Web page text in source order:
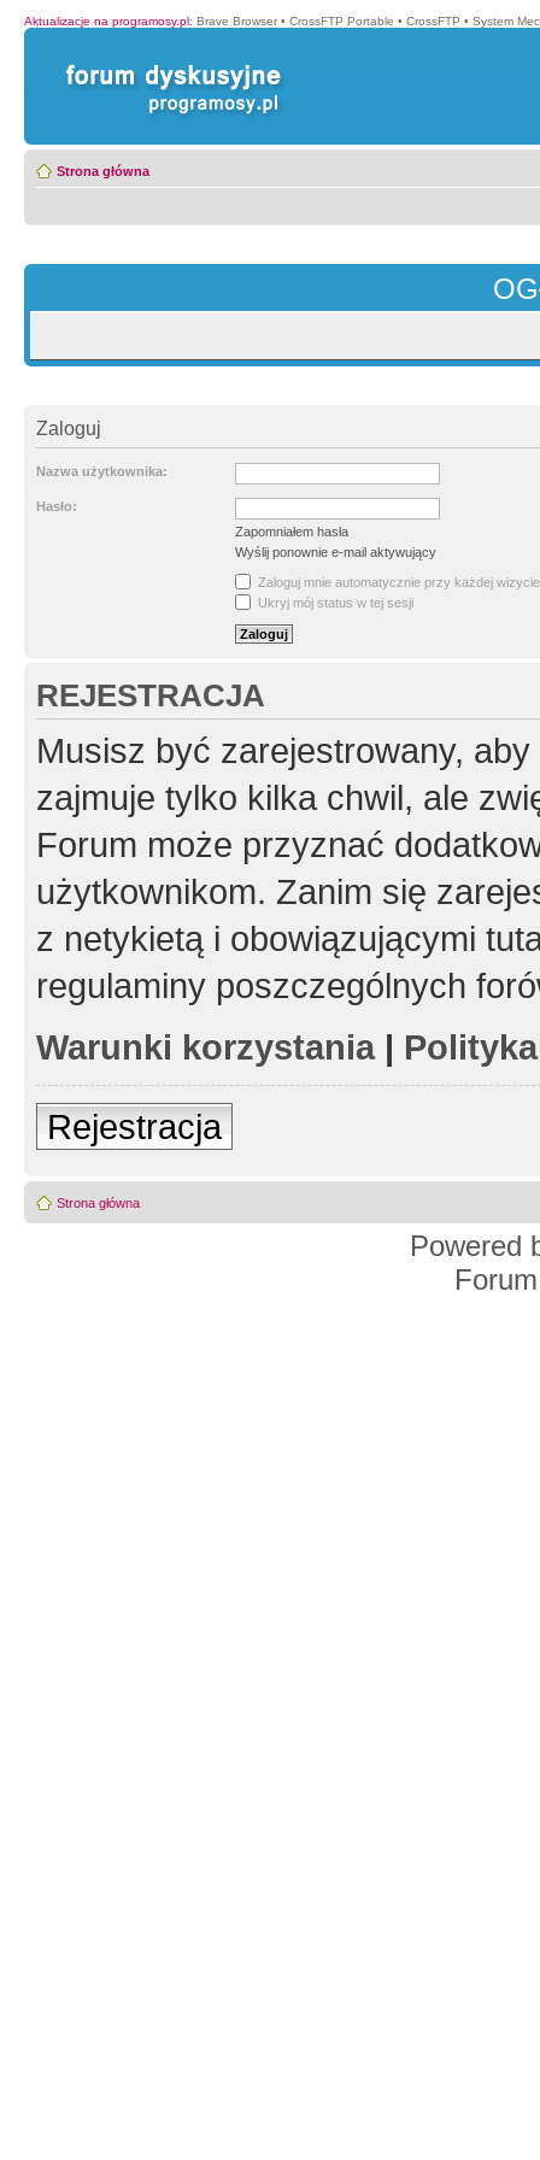
Aktualizacje na programosy.pl: Brave Browser • CrossFTP Portable • CrossFTP • System
Strona główna
Zaloguj
Nazwa użytkownika:
Hasło:
Zapomniałem hasła
Wyślij ponownie e-mail aktywujący
Zaloguj mnie automatycznie przy każdej wizycie
Ukryj mój status w tej sesji
REJESTRACJA
Musisz być zarejestrowany,
zajmuje tylko kilka chwil, ale
Forum może przyznać
użytkownikom. Zanim się
z netykietą i obowiązującymi
regulaminy poszczególnych
Warunki korzystania|
Rejestracja
Strona główna
Powered